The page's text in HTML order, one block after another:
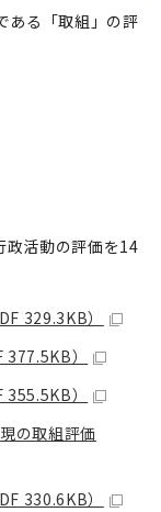
ある「取組」の評
政活動の評価を14
329.3KB）
）
）
の取組評価
330.6KB）